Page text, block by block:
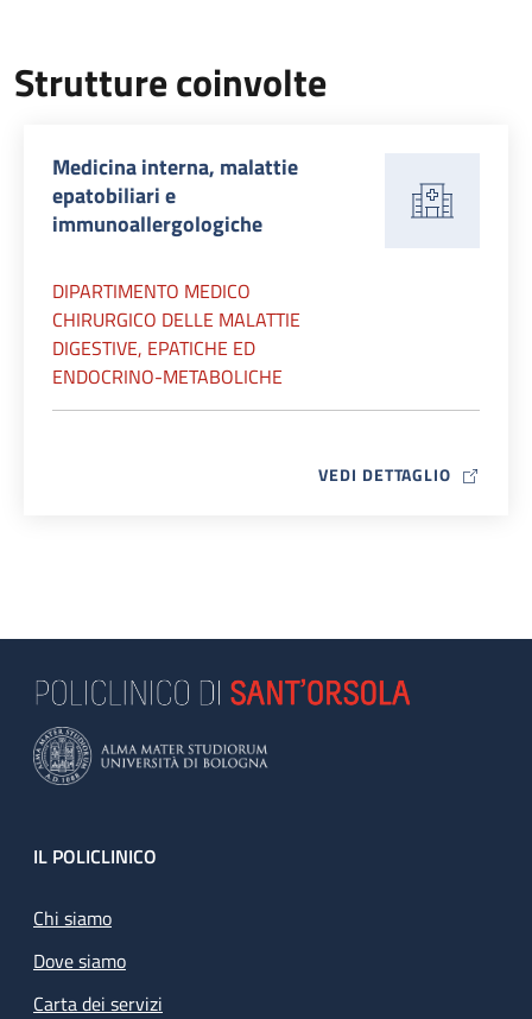
Strutture coinvolte
Medicina interna, malattie
epatobiliari e
immunoallergologiche
DIPARTIMENTO MEDICO
CHIRURGICO DELLE MALATTIE
DIGESTIVE, EPATICHE ED
ENDOCRINO-METABOLICHE
VEDI DETTAGLIO MAP ICON
Footer
IL POLICLINICO
Chi siamo
Dove siamo
Carta dei servizi